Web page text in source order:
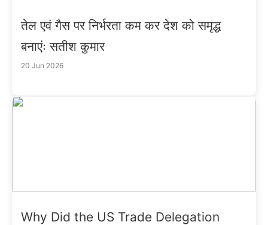
तेल एवं गैस पर निर्भरता कम कर देश को समृद्ध
बनाएंः सतीश कुमार
20 Jun 2026
Why Did the US Trade Delegation